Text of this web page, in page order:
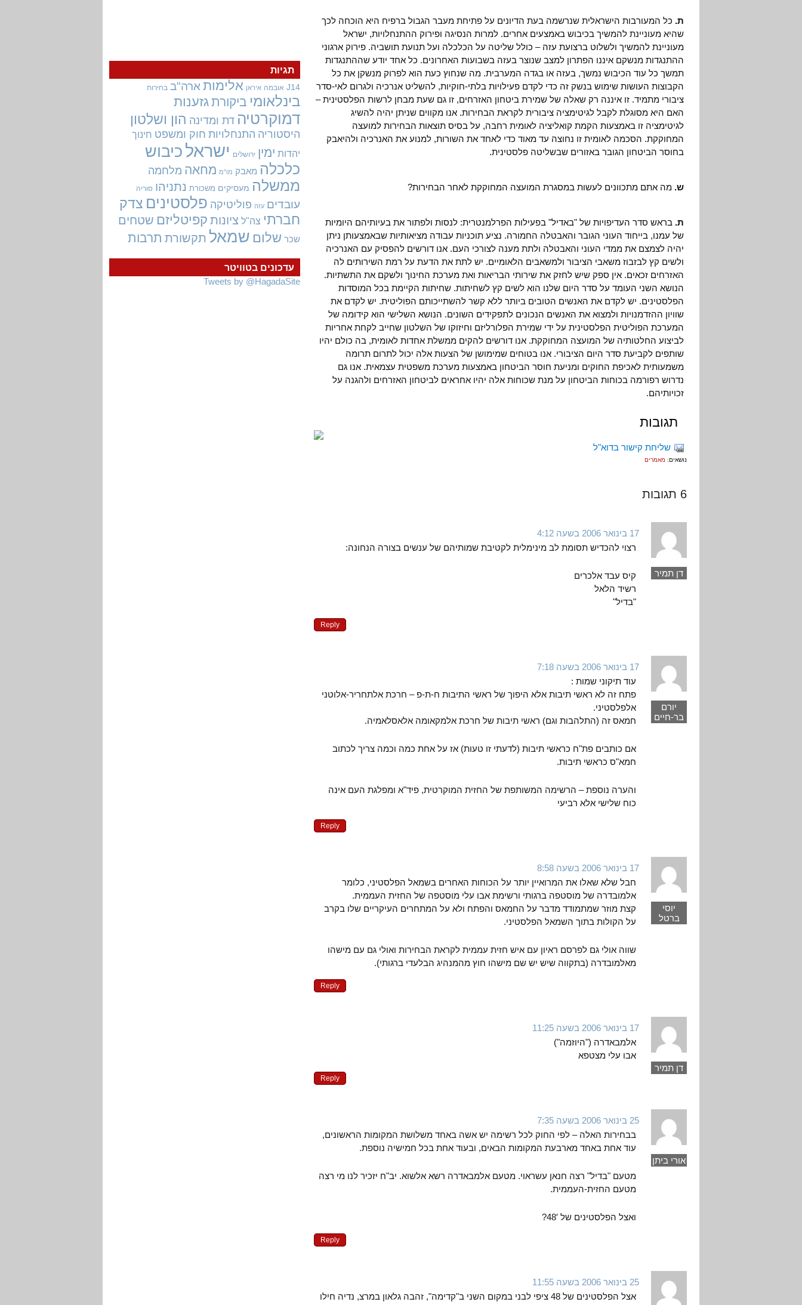
ת. כל המעורבות הישראלית שנרשמה בעת הדיונים על פתיחת מעבר הגבול ברפיח היא הוכחה לכך
שהיא מעוניינת להמשיך בכיבוש באמצעים אחרים. למרות הנסיגה ופירוק ההתנחלויות, ישראל
מעוניינת להמשיך ולשלוט ברצועת עזה – כולל שליטה על הכלכלה ועל תנועת תושביה. פירוק ארגוני
ההתנגדות מנשקם איננו הפתרון למצב שנוצר בעזה בשבועות האחרונים. כל אחד יודע שההתנגדות
תמשך כל עוד הכיבוש נמשך, בעזה או בגדה המערבית. מה שנחוץ כעת הוא לפרוק מנשקן את כל
הקבוצות העושות שימוש בנשק זה כדי לקדם פעילויות בלתי-חוקיות, להשליט אנרכיה ולגרום לאי-סדר
ציבורי מתמיד. זו איננה רק שאלה של שמירת ביטחון האזרחים, זו גם שעת מבחן לרשות הפלסטינית –
האם היא מסוגלת לקבל לגיטימציה ציבורית לקראת הבחירות. אנו מקווים שניתן יהיה להשיג
לגיטימציה זו באמצעות הקמת קואליציה לאומית רחבה, על בסיס תוצאות הבחירות למועצה
המחוקקת. הסכמה לאומית זו נחוצה עד מאוד כדי לאחד את השורות, למנוע את האנרכיה ולהיאבק
בחוסר הביטחון הגובר באזורים שבשליטה פלסטינית.
ש. מה אתם מתכוונים לעשות במסגרת המועצה המחוקקת לאחר הבחירות?
ת. בראש סדר העדיפויות של "באדיל" בפעילות הפרלמנטרית: לנסות ולפתור את בעיותיהם היומיות
של עמנו, בייחוד העוני הגובר והאבטלה החמורה. נציע תוכניות עבודה מציאותיות שבאמצעותן ניתן
יהיה לצמצם את ממדי העוני והאבטלה ולתת מענה לצורכי העם. אנו דורשים להפסיק עם האנרכיה
ולשים קץ לבזבוז משאבי הציבור ולמשאבים הלאומיים. יש לתת את הדעת על רמת השירותים לה
האזרחים זכאים. אין ספק שיש לחזק את שירותי הבריאות ואת מערכת החינוך ולשקם את התשתיות.
הנושא השני העומד על סדר היום שלנו הוא לשים קץ לשחיתות. שחיתות הקיימת בכל המוסדות
הפלסטינים. יש לקדם את האנשים הטובים ביותר ללא קשר להשתייכותם הפוליטית. יש לקדם את
שוויון ההזדמנויות ולמצוא את האנשים הנכונים לתפקידים השונים. הנושא השלישי הוא קידומה של
המערכת הפוליטית הפלסטינית על ידי שמירת הפלורליזם וחיזוקו של השלטון שחייב לקחת אחריות
לביצוע החלטותיה של המועצה המחוקקת. אנו דורשים להקים ממשלת אחדות לאומית, בה כולם יהיו
שותפים לקביעת סדר היום הציבורי. אנו בטוחים שמימושן של הצעות אלה יכול לתרום תרומה
משמעותית לאכיפת החוקים ומניעת חוסר הביטחון באמצעות מערכת משפטית עצמאית. אנו גם
נדרוש רפורמה בכוחות הביטחון על מנת שכוחות אלה יהיו אחראים לביטחון האזרחים ולהגנה על
זכויותיהם.
תגובות
שליחת קישור בדוא"ל
נושאים: מאמרים
6 תגובות
דן תמיר
17 בינואר 2006 בשעה 4:12
רצוי להכדיש תסומת לב מינימלית לקטיבת שמותיהם של ענשים בצורה הנחונה:
קיס עבד אלכרים
רשיד הלאל
"בדיל"
Reply
יורם
בר-חיים
17 בינואר 2006 בשעה 7:18
עוד תיקוני שמות :
פתח זה לא ראשי תיבות אלא היפוך של ראשי התיבות ח-ת-פ – חרכת אלתחריר-אלוטני
אלפלסטיני.
חמאס זה (התלהבות וגם) ראשי תיבות של חרכת אלמקאומה אלאסלאמיה.
אם כותבים פת"ח כראשי תיבות (לדעתי זו טעות) אז על אחת כמה וכמה צריך לכתוב
חמא"ס כראשי תיבות.
והערה נוספת – הרשימה המשותפת של החזית המוקרטית, פיד"א ומפלגת העם אינה
כוח שלישי אלא רביעי
Reply
יוסי
ברטל
17 בינואר 2006 בשעה 8:58
חבל שלא שאלו את המרואיין יותר על הכוחות האחרים בשמאל הפלסטיני, כלומר
אלמובדרה של מוסטפה ברגותי ורשימת אבו עלי מוסטפה של החזית העממית.
קצת מוזר שמתמודד מדבר על החמאס והפתח ולא על המתחרים העיקריים שלו בקרב
על הקולות בתוך השמאל הפלסטיני.
שווה אולי גם לפרסם ראיון עם איש חזית עממית לקראת הבחירות ואולי גם עם מישהו
מאלמובדרה (בתקווה שיש יש שם מישהו חוץ מהמנהיג הבלעדי ברגותי).
Reply
דן תמיר
17 בינואר 2006 בשעה 11:25
אלמבאדרה ("היוזמה")
אבו עלי מצטפא
Reply
אורי ביתן
25 בינואר 2006 בשעה 7:35
בבחירות האלה – לפי החוק לכל רשימה יש אשה באחד משלושת המקומות הראשונים,
עוד אחת באחד מארבעת המקומות הבאים, ובעוד אחת בכל חמישיה נוספת.
מטעם "בדיל" רצה חנאן עשראוי. מטעם אלמבאדרה רשא אלשוא. יב"ח יזכיר לנו מי רצה
מטעם החזית-העממית.
ואצל הפלסטינים של 48′?
Reply
25 בינואר 2006 בשעה 11:55
אצל הפלסטינים של 48 ציפי לבני במקום השני ב"קדימה", זהבה גלאון במרצ, נדיה חילו
עדכונים בטוויטר
Tweets by @HagadaSite
תגיות
J14 אובמה איראן אלימות ארה"ב בחירות
בינלאומי ביקורתגזענות
דמוקרטיה דת ומדינה הון ושלטון
היסטוריה התנחלויות חוק ומשפט חינוך
יהדות ימין ירושלים ישראל כיבוש
כלכלה מאבק מו"מ מחאה מלחמה
ממשלה מעסיקים משכורת נתניהו סוריה
עובדים עזה פוליטיקה פלסטינים צדק
חברתי צה"ל ציונות קפיטליזם שטחים
שכר שלום שמאל תקשורת תרבות